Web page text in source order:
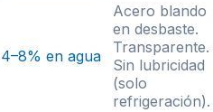
4–8% en agua
Acero blando
en desbaste.
Transparente.
Sin lubricidad
(solo
refrigeración).